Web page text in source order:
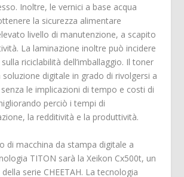
Inoltre, le vernici a base acqua
la sicurezza alimentare
livello di manutenzione, a scapito
La laminazione inoltre può incidere
riciclabilità dell’imballaggio. Il toner
soluzione digitale in grado di rivolgersi a
le implicazioni di tempo e costi di
perciò i tempi di
la redditività e la produttività.
di macchina da stampa digitale a
TITON sarà la Xeikon Cx500t, un
serie CHEETAH. La tecnologia